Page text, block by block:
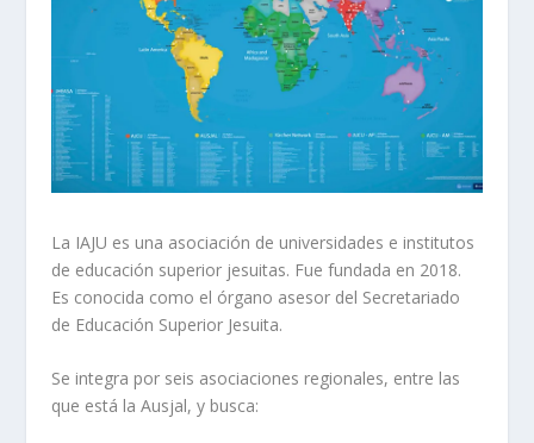
La IAJU es una asociación de universidades e institutos
de educación superior jesuitas. Fue fundada en 2018.
Es conocida como el órgano asesor del Secretariado
de Educación Superior Jesuita.
Se integra por seis asociaciones regionales, entre las
que está la Ausjal, y busca: